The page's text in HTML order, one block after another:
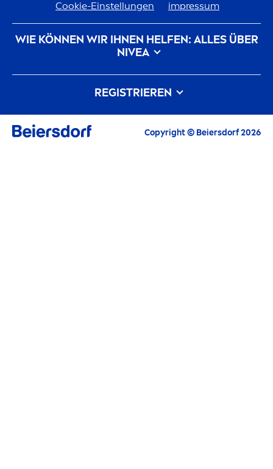
Cookie-Einstellungen impressum
WIE KÖNNEN WIR IHNEN HELFEN: ALLES ÜBER
NIVEA
Markenhistorie
Karriere bei Beiersdorf
Unsere Philosophie
Kontakt
REGISTRIEREN
Alle aktuellen Highlights, Pflegetipps,Copyright © Beiersdorf 2026